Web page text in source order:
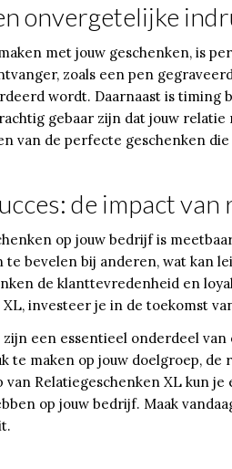
onvergetelijke
met jouw geschenken, is
zoals een pen
wordt. Daarnaast is timing
gebaar zijn dat jouw
van de perfecte geschenken
de impact
op jouw bedrijf is
te bevelen bij anderen, wat kan
de klanttevredenheid en
investeer je in de toekomst
zijn een essentieel onderdeel
te maken op jouw doelgroep,
van Relatiegeschenken XL kun
op jouw bedrijf. Maak